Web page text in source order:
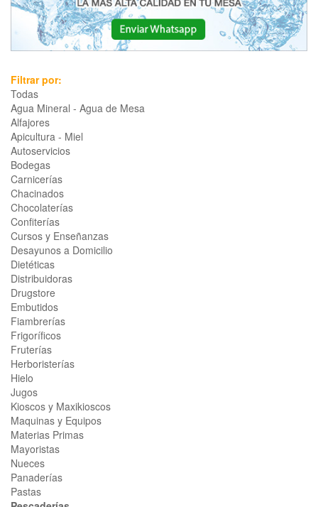
Filtrar por:
Todas
Agua Mineral - Agua de Mesa
Alfajores
Apicultura - Miel
Autoservicios
Bodegas
Carnicerías
Chacinados
Chocolaterías
Confiterías
Cursos y Enseñanzas
Desayunos a Domicilio
Dietéticas
Distribuidoras
Drugstore
Embutidos
Fiambrerías
Frigoríficos
Fruterías
Herboristerías
Hielo
Jugos
Kioscos y Maxikioscos
Maquinas y Equipos
Materias Primas
Mayoristas
Nueces
Panaderías
Pastas